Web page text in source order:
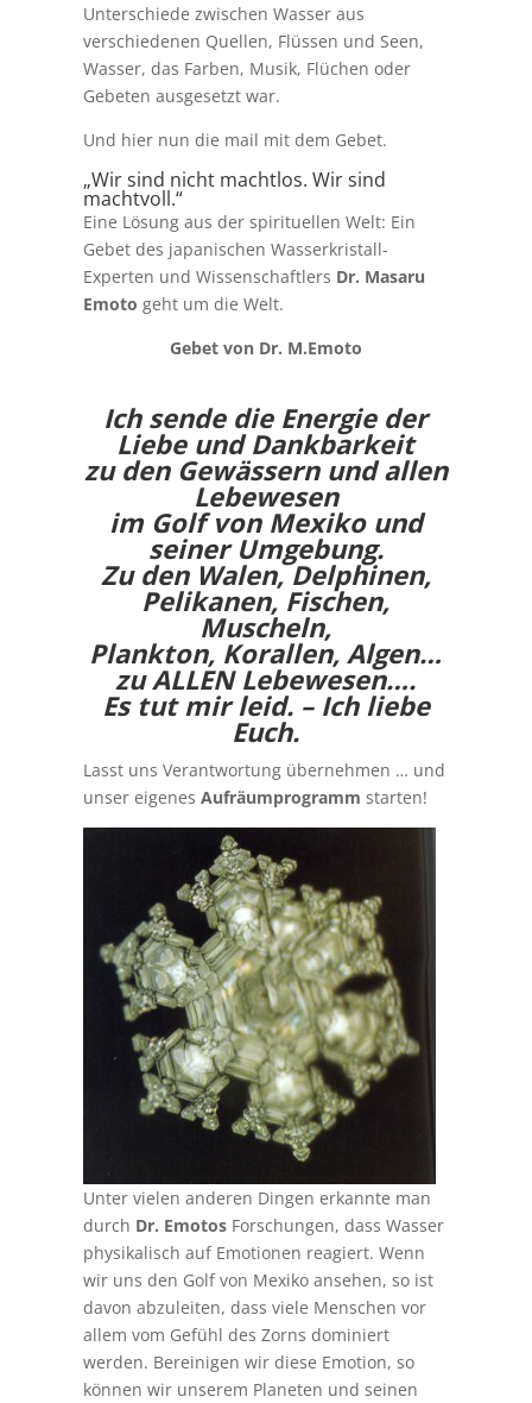
Unterschiede zwischen Wasser aus
verschiedenen Quellen, Flüssen und Seen,
Wasser, das Farben, Musik, Flüchen oder
Gebeten ausgesetzt war.
Und hier nun die mail mit dem Gebet.
„Wir sind nicht machtlos. Wir sind
machtvoll.“
Eine Lösung aus der spirituellen Welt: Ein
Gebet des japanischen Wasserkristall-
Experten und Wissenschaftlers Dr. Masaru
Emoto geht um die Welt.
Gebet von Dr. M.Emoto
Ich sende die Energie der
Liebe und Dankbarkeit
zu den Gewässern und allen
Lebewesen
im Golf von Mexiko und
seiner Umgebung.
Zu den Walen, Delphinen,
Pelikanen, Fischen,
Muscheln,
Plankton, Korallen, Algen…
zu ALLEN Lebewesen….
Es tut mir leid. – Ich liebe
Euch.
Lasst uns Verantwortung übernehmen … und
unser eigenes Aufräumprogramm starten!
Unter vielen anderen Dingen erkannte man
durch Dr. EmotosForschungen, dass Wasser
physikalisch auf Emotionen reagiert. Wenn
wir uns den Golf von Mexiko ansehen, so ist
davon abzuleiten, dass viele Menschen vor
allem vom Gefühl des Zorns dominiert
werden. Bereinigen wir diese Emotion, so
können wir unserem Planeten und seinen